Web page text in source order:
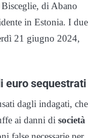
di Abano
in Estonia. I due
21 giugno 2024,
euro sequestrati
dagli indagati, che
ai danni di società